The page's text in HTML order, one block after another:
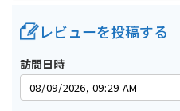
レビューを投稿する
訪問日時